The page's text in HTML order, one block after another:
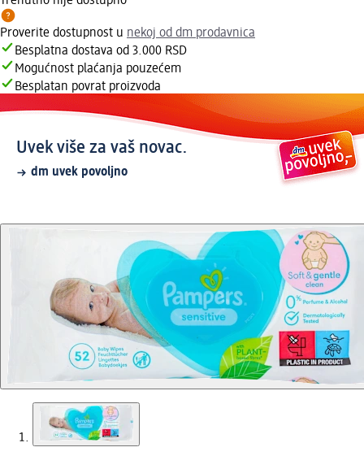
Proverite dostupnost u nekoj od dm prodavnica
Besplatna dostava od 3.000 RSD
Mogućnost plaćanja pouzećem
Besplatan povrat proizvoda
Uvek više za vaš novac.
dm uvek povoljno